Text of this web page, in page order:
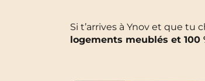
Si t’arrives à Ynov et que tu
logements meublés et 100